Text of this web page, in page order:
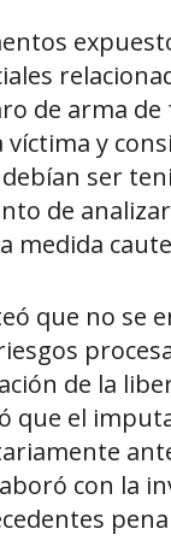
de arma de
víctima y
ser
de
medida
que no se
de la
que el
con la